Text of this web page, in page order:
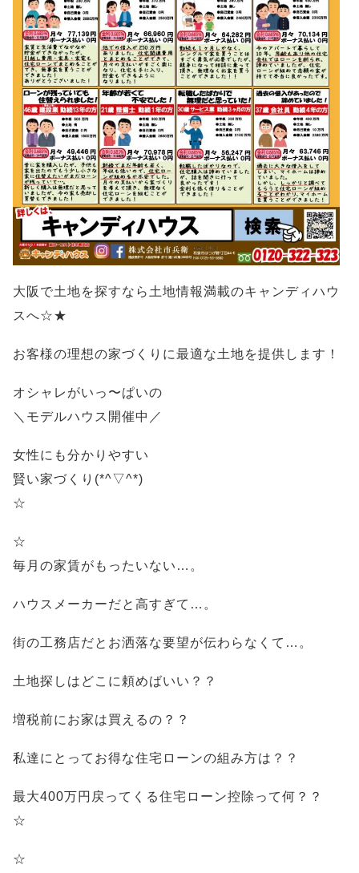
大阪で土地を探すなら土地情報満載のキャンディハウ
スへ☆★
お客様の理想の家づくりに最適な土地を提供します！
オシャレがいっ〜ぱいの
＼モデルハウス開催中／
女性にも分かりやすい
賢い家づくり(*^▽^*)
☆
☆
毎月の家賃がもったいない…。
ハウスメーカーだと高すぎて…。
街の工務店だとお洒落な要望が伝わらなくて…。
土地探しはどこに頼めばいい？？
増税前にお家は買えるの？？
私達にとってお得な住宅ローンの組み方は？？
最大400万円戻ってくる住宅ローン控除って何？？
☆
☆